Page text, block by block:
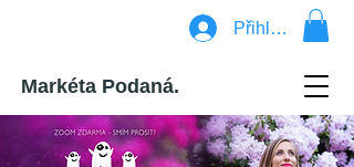
Přihlásit se
Markéta Podaná.